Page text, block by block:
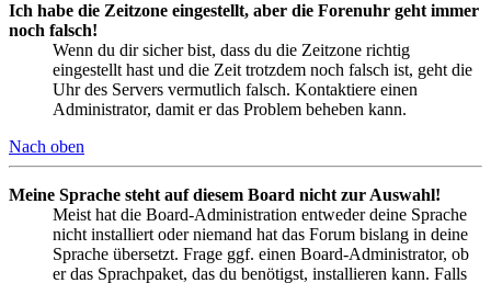
Ich habe die Zeitzone eingestellt, aber die Forenuhr geht immer
noch falsch!
Wenn du dir sicher bist, dass du die Zeitzone richtig
eingestellt hast und die Zeit trotzdem noch falsch ist, geht die
Uhr des Servers vermutlich falsch. Kontaktiere einen
Administrator, damit er das Problem beheben kann.
Nach oben
Meine Sprache steht auf diesem Board nicht zur Auswahl!
Meist hat die Board-Administration entweder deine Sprache
nicht installiert oder niemand hat das Forum bislang in deine
Sprache übersetzt. Frage ggf. einen Board-Administrator, ob
er das Sprachpaket, das du benötigst, installieren kann. Falls